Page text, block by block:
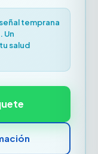
temprana
Un
salud